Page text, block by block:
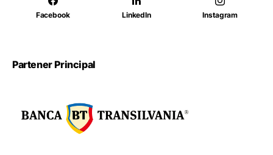
Facebook LinkedIn Instagram
Partener Principal